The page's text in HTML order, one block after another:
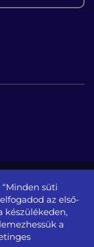
NZrt.
süti
az első-
készülékeden,
a